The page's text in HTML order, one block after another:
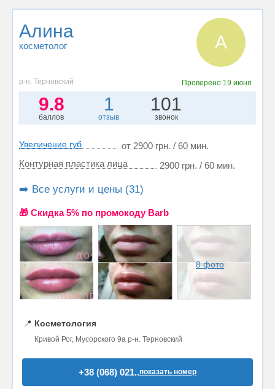
Алина
косметолог А
р-н. Терновский Проверено 19 июня
9.8
баллов
1
отзыв
101
звонок
Увеличение губ
от 2900 грн. / 60 мин.
Контурная пластика лица
2900 грн. / 60 мин.
➡️ Все услуги и цены (31)
🎁 Cкидка 5% по промокоду Barb
8 фото
📍 Косметология
Кривой Рог, Мусорского 9а р-н. Терновский
+38 (068) 021..показать номер